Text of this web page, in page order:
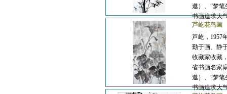
邀）、“梦
书画追求大
芦屹花鸟画
芦屹，1957
勤于画、静
收藏家收藏
省书画名家
邀）、“梦
书画追求大